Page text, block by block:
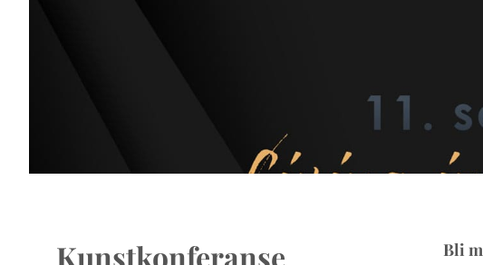
Kunstkonferanse
Bli